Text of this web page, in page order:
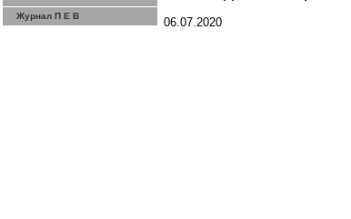
Журнал П Е В
06.07.2020